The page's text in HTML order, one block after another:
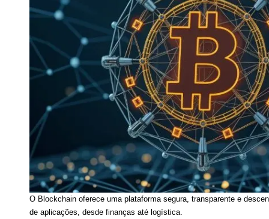
O Blockchain oferece uma plataforma segura, transparente e
de aplicações, desde finanças até logística.